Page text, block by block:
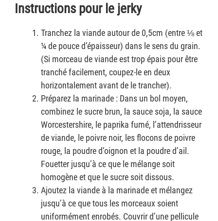
Instructions pour le jerky
Tranchez la viande autour de 0,5cm (entre ⅛ et
¼ de pouce d’épaisseur) dans le sens du grain.
(Si morceau de viande est trop épais pour être
tranché facilement, coupez-le en deux
horizontalement avant de le trancher).
Préparez la marinade : Dans un bol moyen,
combinez le sucre brun, la sauce soja, la sauce
Worcestershire, le paprika fumé, l’attendrisseur
de viande, le poivre noir, les flocons de poivre
rouge, la poudre d’oignon et la poudre d’ail.
Fouetter jusqu’à ce que le mélange soit
homogène et que le sucre soit dissous.
Ajoutez la viande à la marinade et mélangez
jusqu’à ce que tous les morceaux soient
uniformément enrobés. Couvrir d’une pellicule